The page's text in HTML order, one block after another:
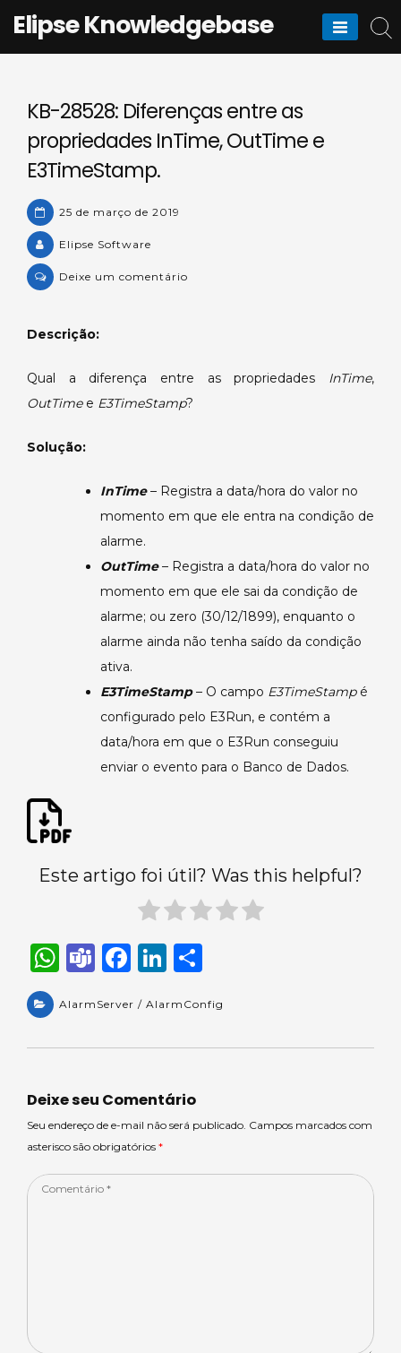
Elipse Knowledgebase
KB-28528: Diferenças entre as
propriedades InTime, OutTime e
E3TimeStamp.
25 de março de 2019
Elipse Software
Deixe um comentário
as
propriedades
E3TimeStamp.
Descrição:
Qual a diferença entre as propriedades InTime,
OutTime e E3TimeStamp?
Solução:
InTime– Registra a data/hora do valor no
momento em que ele entra na condição de
alarme.
OutTime– Registra a data/hora do valor no
momento em que ele sai da condição de
alarme; ou zero (30/12/1899), enquanto o
alarme ainda não tenha saído da condição
ativa.
E3TimeStamp– O campo E3TimeStamp é
configurado pelo E3Run, e contém a
data/hora em que o E3Run conseguiu
enviar o evento para o Banco de Dados.
Este artigo foi útil? Was this helpful?
W
a
ts
p
p
T
a
m
F
c
e
o
o
k
Li
k
e
n
ar
e
AlarmServer / AlarmConfig
Deixe seu Comentário
Seu endereço de e-mail não será publicado. Campos marcados com
asterisco são obrigatórios *
Comentário